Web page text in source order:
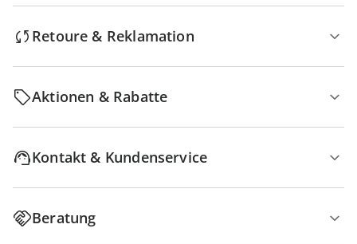
Retoure & Reklamation
Aktionen & Rabatte
Kontakt & Kundenservice
Beratung